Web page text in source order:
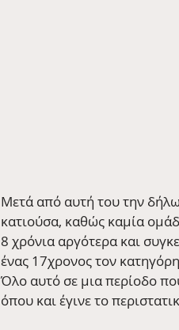
Μετά από αυτή του την
κατιούσα, καθώς καμία
8 χρόνια αργότερα και
ένας 17χρονος τον
Όλο αυτό σε μια περίοδο
όπου και έγινε το